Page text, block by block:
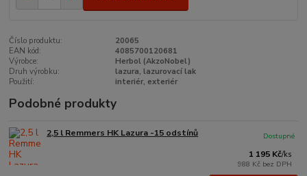
Číslo produktu:
20065
EAN kód:
4085700120681
Výrobce:
Herbol (AkzoNobel)
Druh výrobku:
lazura, lazurovací lak
Použití:
interiér, exteriér
Podobné produkty
2,5 l Remmers HK Lazura -15 odstínů
1 195 Kč/ks
988 Kč bez DPH
Dostupné